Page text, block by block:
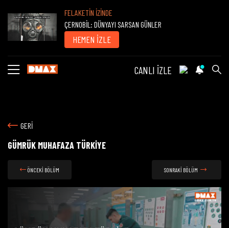
FELAKETİN İZİNDE
ÇERNOBİL: DÜNYAYI SARSAN GÜNLER
HEMEN İZLE
CANLI İZLE
GERİ
GÜMRÜK MUHAFAZA TÜRKİYE
ÖNCEKİ BÖLÜM SONRAKİ BÖLÜM